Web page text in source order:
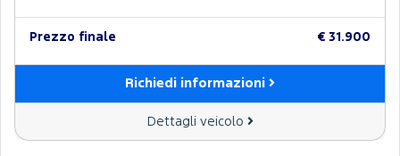
Prezzo finale € 31.900
Richiedi informazioni
Dettagli veicolo